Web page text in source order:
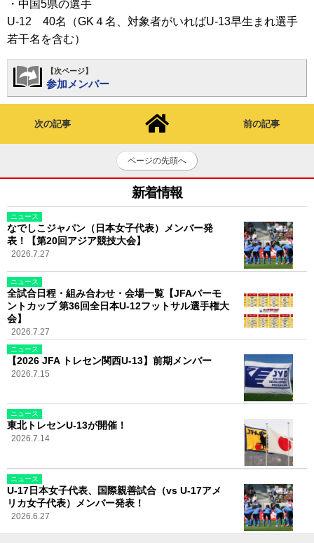
・中国5県の選手
U-12 40名（GK４名、対象者がいればU-13早生まれ選手
若干名を含む）
【次ページ】
参加メンバー
次の記事 前の記事
ページの先頭へ
新着情報
ニュース
なでしこジャパン（日本女子代表）メンバー発
表！【第20回アジア競技大会】
2026.7.27
ニュース
全試合日程・組み合わせ・会場一覧【JFAバーモ
ントカップ 第36回全日本U-12フットサル選手権大
会】
2026.7.27
ニュース
【2026 JFA トレセン関西U-13】前期メンバー
2026.7.15
ニュース
東北トレセンU-13が開催！
2026.7.14
ニュース
U-17日本女子代表、国際親善試合（vs U-17アメ
リカ女子代表）メンバー発表！
2026.6.27